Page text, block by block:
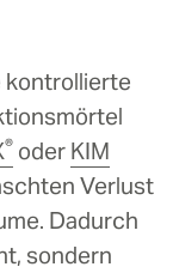
kontrollierte
® oder KIM
Verlust
Dadurch
sondern